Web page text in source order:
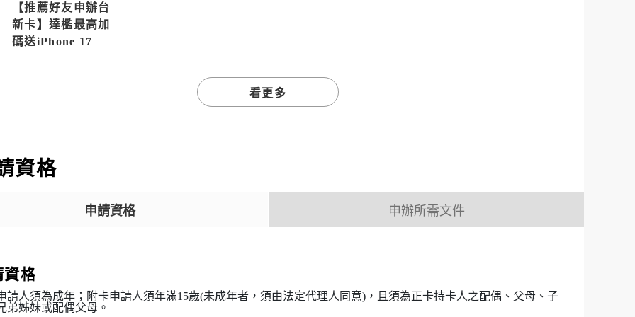
【推薦好友申辦台
新卡】達檻最高加
碼送iPhone 17
看更多
資格
申請資格 申辦所需文件
資格
請人須為成年；附卡申請人須年滿15歲(未成年者，須由法定代理人同意)，且須為正卡持卡人之配偶、父母、子
弟姊妹或配偶父母。